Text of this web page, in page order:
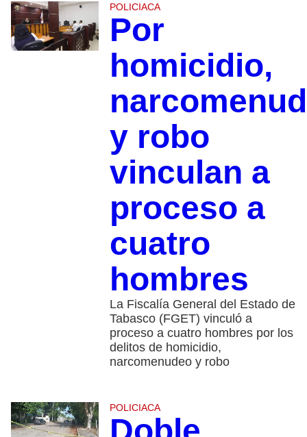
POLICIACA
Por
homicidio,
y robo
vinculan a
proceso a
cuatro
hombres
La Fiscalía General del Estado de
Tabasco (FGET) vinculó a
proceso a cuatro hombres por los
delitos de homicidio,
narcomenudeo y robo
POLICIACA